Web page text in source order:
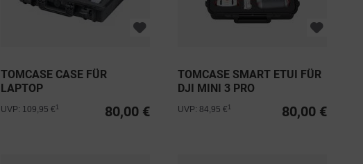
TOMCASE CASE FÜR
LAPTOP
80,00 €
UVP: 109,95 €
TOMCASE SMART ETUI FÜR
DJI MINI 3 PRO
80,00 €
UVP: 84,95 €